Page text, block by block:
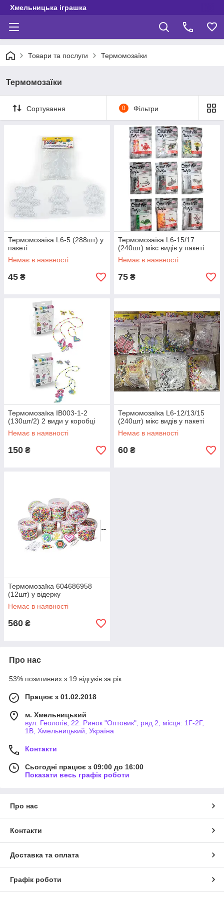
Хмельницька іграшка
Товари та послуги Термомозаїки
Термомозаїки
Сортування 0 Фільтри
Термомозаїка L6-5 (288шт) у
пакеті
Немає в наявності
45 ₴
Термомозаїка L6-15/17
(240шт) мікс видів у пакеті
Немає в наявності
75 ₴
Термомозаїка IB003-1-2
(130шт/2) 2 види у коробці
Немає в наявності
150 ₴
Термомозаїка L6-12/13/15
(240шт) мікс видів у пакеті
Немає в наявності
60 ₴
Термомозаїка 604686958
(12шт) у відерку
Немає в наявності
560 ₴
Про нас
53% позитивних з 19 відгуків за рік
Працює з 01.02.2018
м. Хмельницький
вул. Геологів, 22. Ринок "Оптовик", ряд 2, місця: 1Г-2Г,
1В, Хмельницький, Україна
Контакти
Сьогодні працює з 09:00 до 16:00
Показати весь графік роботи
Про нас
Контакти
Доставка та оплата
Графік роботи